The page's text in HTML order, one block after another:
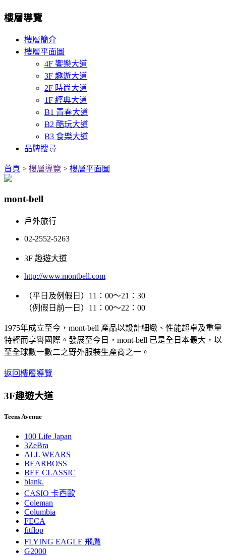
樓層導覽
樓層簡介
樓層平面圖
4F 饗樂大道
3F 趣遊大道
2F 時尚大道
1F 經典大道
B1 青春大道
B2 酷玩大道
B3 食樂大道
品牌搜尋
首頁 > 樓層導覽 > 樓層平面圖
mont-bell
戶外旅行
02-2552-5263
3F 趣遊大道
http://www.montbell.com
（平日及例假日）11：00～21：30
（例假日前一日）11：00～22：00
1975年成立至今，mont-bell 產品以設計細緻、性能超卓及重量
特輕而享譽國際。發展至今日，mont-bell 已是全日本最大，以
至全球數一數二之野外服裝生產商之一。
返回樓層導覽
3F趣遊大道
Teens Avenue
100 Life Japan
3ZeBra
ALL WEARS
BEARBOSS
BEE CLASSIC
blank.
CASIO 卡西歐
Coleman
Columbia
FECA
fitflop
FLYING EAGLE 飛鷹
G2000